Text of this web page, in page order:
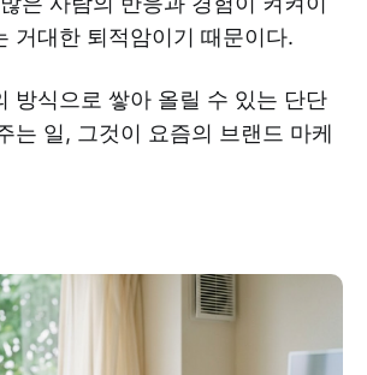
거대한 퇴적암이기 때문이다.
방식으로 쌓아 올릴 수 있는 단단
는 일, 그것이 요즘의 브랜드 마케